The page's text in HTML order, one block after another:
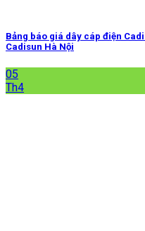
Bảng báo giá dây cáp điện
Cadisun Hà Nội
05
Th4